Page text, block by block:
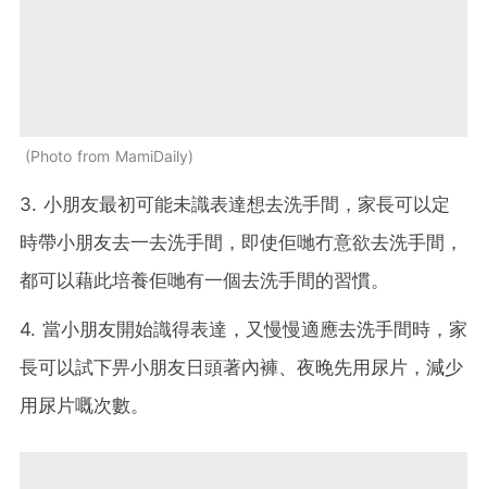
Photo from MamiDaily
3. 小朋友最初可能未識表達想去洗手間，家長可以定
時帶小朋友去一去洗手間，即使佢哋冇意欲去洗手間，
都可以藉此培養佢哋有一個去洗手間的習慣。
4. 當小朋友開始識得表達，又慢慢適應去洗手間時，家
長可以試下畀小朋友日頭著內褲、夜晚先用尿片，減少
用尿片嘅次數。